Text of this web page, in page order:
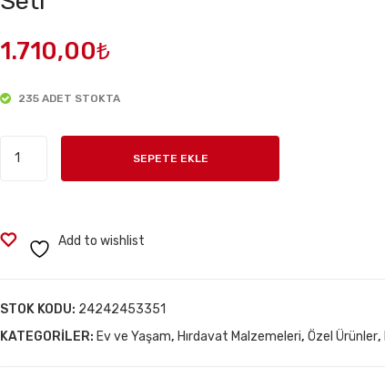
1.710,00₺
235 ADET STOKTA
Hassas
Tornavida
adet
SEPETE EKLE
Add to wishlist
STOK KODU: 24242453351
KATEGORILER: Ev ve Yaşam, Hırdavat Malzemeleri, Özel Ürünler,